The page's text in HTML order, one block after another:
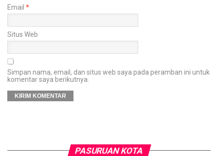
Email *
Situs Web
Simpan nama, email, dan situs web saya pada peramban ini untuk
komentar saya berikutnya.
PASURUAN KOTA